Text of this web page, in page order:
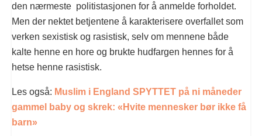
den nærmeste politistasjonen for å anmelde forholdet.
Men der nektet betjentene å karakterisere overfallet som
verken sexistisk og rasistisk, selv om mennene både
kalte henne en hore og brukte hudfargen hennes for å
hetse henne rasistisk.
Les også: Muslim i England SPYTTET på ni måneder
gammel baby og skrek: «Hvite mennesker bør ikke få
barn»